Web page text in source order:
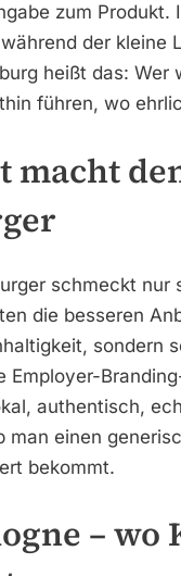
zum
der kleine
heißt das:
führen, wo
macht
schmeckt
die besseren
sondern
Employer-
authentisch,
man einen
bekommt.
–